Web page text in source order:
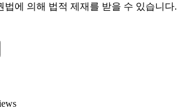
법에 의해 법적 제재를 받을 수 있습니다.